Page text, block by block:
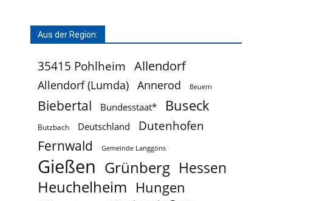
Aus der Region:
35415 Pohlheim Allendorf
Allendorf (Lumda) Annerod Beuern
Biebertal Bundesstaat* Buseck
Butzbach Deutschland Dutenhofen
Fernwald Gemeinde Langgöns
Gießen Grünberg Hessen
Heuchelheim Hungen